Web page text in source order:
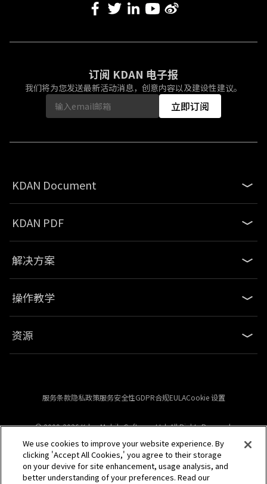
订阅 KDAN 电子报
我们将为您发送最新活动消息，创意内容以及建设性建议。
立即订阅
KDAN Document
KDAN PDF
解决方案
操作教学
资源
服务条款隐私政策服务安全性GDPR合规EULACookie 设置
© 2009-2026 Kdan Mobile Software Ltd. All Rights Reserved.
Powered by KDAN
We use cookies to improve your website experience. By
clicking 'Accept All Cookies,' you agree to their storage
on your devive for site enhancement, usage analysis, and
better understanding of your preferences. Read our